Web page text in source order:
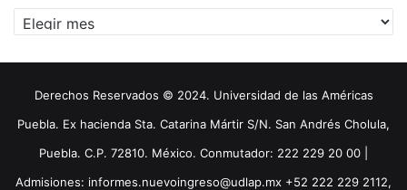
Archivos
Derechos Reservados © 2024. Universidad de las Américas
Puebla. Ex hacienda Sta. Catarina Mártir S/N. San Andrés Cholula,
Puebla. C.P. 72810. México. Conmutador: 222 229 20 00 |
Admisiones: informes.nuevoingreso@udlap.mx +52 222 229 2112,